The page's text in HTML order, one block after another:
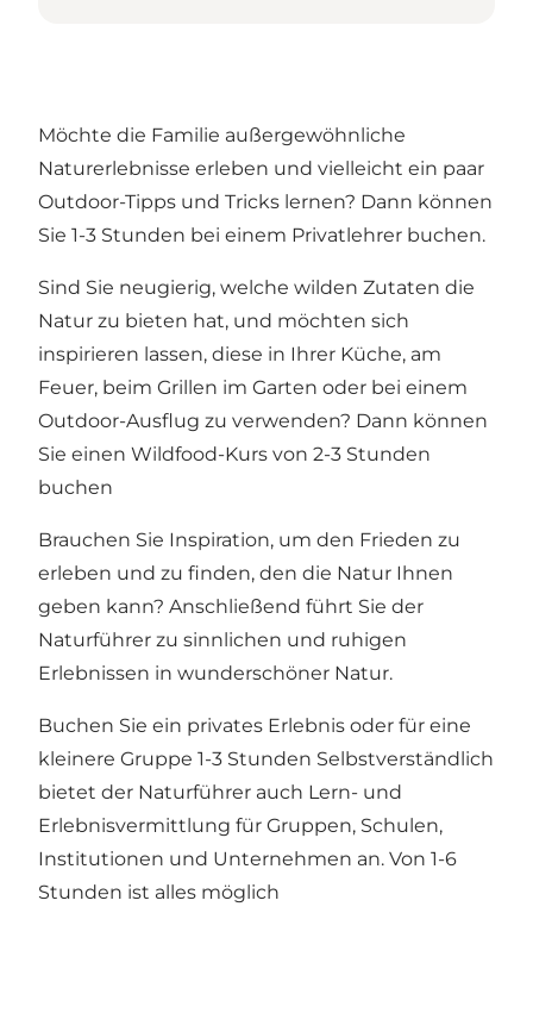
Möchte die Familie außergewöhnliche
Naturerlebnisse erleben und vielleicht ein paar
Outdoor-Tipps und Tricks lernen? Dann können
Sie 1-3 Stunden bei einem Privatlehrer buchen.
Sind Sie neugierig, welche wilden Zutaten die
Natur zu bieten hat, und möchten sich
inspirieren lassen, diese in Ihrer Küche, am
Feuer, beim Grillen im Garten oder bei einem
Outdoor-Ausflug zu verwenden? Dann können
Sie einen Wildfood-Kurs von 2-3 Stunden
buchen
Brauchen Sie Inspiration, um den Frieden zu
erleben und zu finden, den die Natur Ihnen
geben kann? Anschließend führt Sie der
Naturführer zu sinnlichen und ruhigen
Erlebnissen in wunderschöner Natur.
Buchen Sie ein privates Erlebnis oder für eine
kleinere Gruppe 1-3 Stunden Selbstverständlich
bietet der Naturführer auch Lern- und
Erlebnisvermittlung für Gruppen, Schulen,
Institutionen und Unternehmen an. Von 1-6
Stunden ist alles möglich